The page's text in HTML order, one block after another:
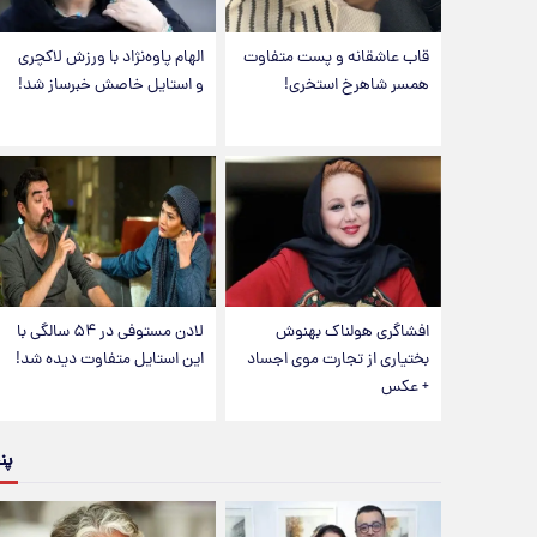
قاب عاشقانه و پست متفاوت
همسر شاهرخ استخری!
الهام پاوه‌نژاد با ورزش لاکچری
و استایل خاصش خبرساز شد!
افشاگری هولناک بهنوش
بختیاری از تجارت موی اجساد
+ عکس
لادن مستوفی در ۵۴ سالگی با
این استایل متفاوت دیده شد!